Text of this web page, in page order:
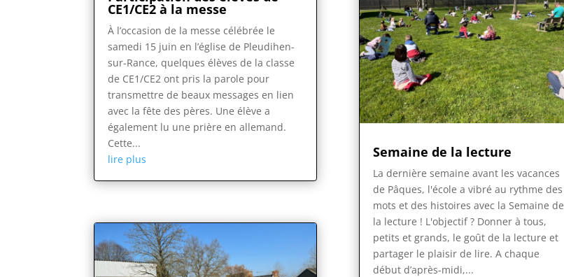
CE1/CE2 à la messe
À l’occasion de la messe célébrée le
samedi 15 juin en l’église de Pleudihen-
sur-Rance, quelques élèves de la classe
de CE1/CE2 ont pris la parole pour
transmettre de beaux messages en lien
avec la fête des pères. Une élève a
également lu une prière en allemand.
Cette...
lire plus
Semaine de la lecture
La dernière semaine avant les vacances
de Pâques, l'école a vibré au rythme des
mots et des histoires avec la Semaine de
la lecture ! L'objectif ? Donner à tous,
petits et grands, le goût de la lecture et
partager le plaisir de lire. A chaque
début d’après-midi,...